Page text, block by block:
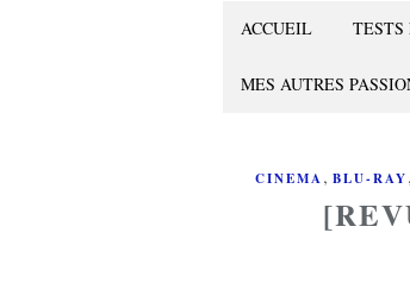
ACCUEIL TESTS
MES AUTRES
CINEMA, BLU-RAY,